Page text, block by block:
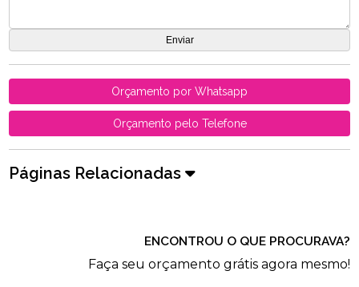
Orçamento por Whatsapp
Orçamento pelo Telefone
Páginas Relacionadas
ENCONTROU O QUE PROCURAVA?
Faça seu orçamento grátis agora mesmo!